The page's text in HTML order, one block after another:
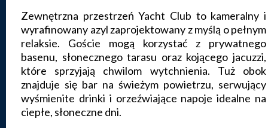
Zewnętrzna przestrzeń Yacht Club to kameralny i
wyrafinowany azyl zaprojektowany z myślą o pełnym
relaksie. Goście mogą korzystać z prywatnego
basenu, słonecznego tarasu oraz kojącego jacuzzi,
które sprzyjają chwilom wytchnienia. Tuż obok
znajduje się bar na świeżym powietrzu, serwujący
wyśmienite drinki i orzeźwiające napoje idealne na
ciepłe, słoneczne dni.